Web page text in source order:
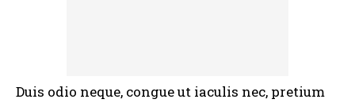
Duis odio neque, congue ut iaculis nec, pretium